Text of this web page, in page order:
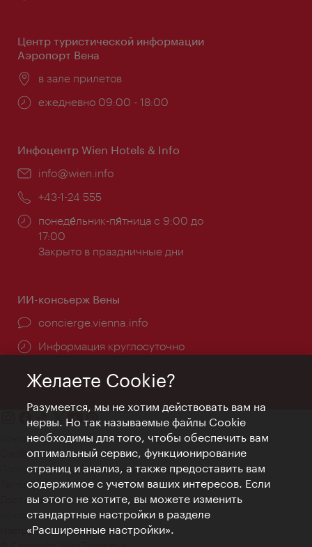
Центр туристической информации
Аэропорт Вена
Расположение:
в зале прилетов
Часы
ежедневно 09:00 - 18:00
Инфоцентр Wien Hotels & Info
Эл.
info@wien.info
Телефон:
+43-1-24 555
Часы
работы:
понеде́льник-пя́тница с 9:00 до
17:00
Закрыто в праздничные дни
ИИ-консьерж Вены
concierge.vienna.info
Информация круглосуточно
Контакт
Credits
Положение о конфиденциальности
Terms of Use
Доступность
Контакты для прессы
Настройки файлов Cookie
Желаете Cookie?
Разумеется, мы не хотим действовать вам на
нервы. Но так называемые файлы Cookie
необходимы для того, чтобы обеспечить вам
оптимальный сервис, функционирование
страниц и анализ, а также предоставить вам
содержимое с учетом ваших интересов. Если
вы этого не хотите, вы можете изменить
стандартные настройки в разделе
«Расширенные настройки».